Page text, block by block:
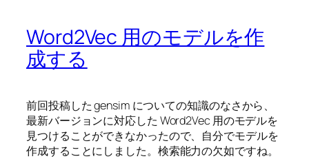
Word2Vec 用のモデルを作
成する
前回投稿した gensim についての知識のなさから、
最新バージョンに対応した Word2Vec 用のモデルを
見つけることができなかったので、自分でモデルを
作成することにしました。検索能力の欠如ですね。